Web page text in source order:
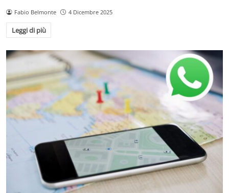
Fabio Belmonte 4 Dicembre 2025
Leggi di più